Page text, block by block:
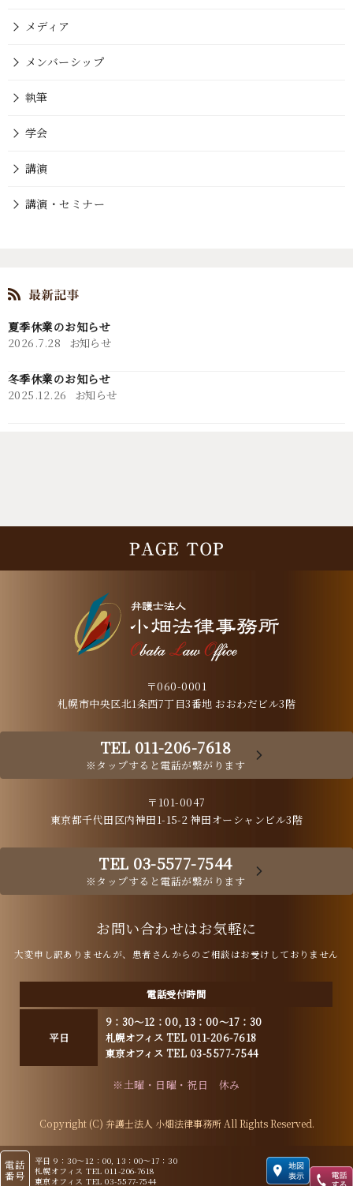
メディア
メンバーシップ
執筆
学会
講演
講演・セミナー
2026.7.28 お知らせ
夏季休業のお知らせ
2025.12.26 お知らせ
冬季休業のお知らせ
〒060-0001
札幌市中央区北1条西7丁目3番地 おおわだビル3階
TEL 011-206-7618
※タップすると電話が繋がります
〒101-0047
東京都千代田区内神田1-15-2 神田オーシャンビル3階
TEL 03-5577-7544
※タップすると電話が繋がります
お問い合わせはお気軽に
大変申し訳ありませんが、患者さんからのご相談はお受けしておりません
電話受付時間
平日
9：30～12：00, 13：00～17：30
札幌オフィス TEL 011-206-7618
東京オフィス TEL 03-5577-7544
※土曜・日曜・祝日 休み
Copyright (C) 弁護士法人 小畑法律事務所 All Rights Reserved.
電話
番号
平日 9：30～12：00, 13：00～17：30
札幌オフィス TEL 011-206-7618
東京オフィス TEL 03-5577-7544